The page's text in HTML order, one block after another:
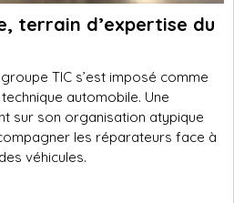
terrain d’expertise du
TIC s’est imposé comme
automobile. Une
sur son organisation atypique
les réparateurs face à
véhicules.